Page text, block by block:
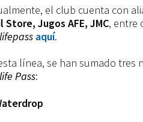
el club cuenta con
Store, Jugos AFE, JMC, entre
aquí.
línea, se han sumado
Pass: